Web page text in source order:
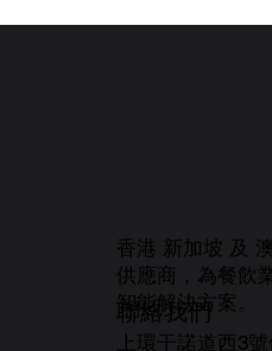
香港 新加坡 及
供應商，為餐飲
智能解決方案。
上環干諾道西3
聯絡我們